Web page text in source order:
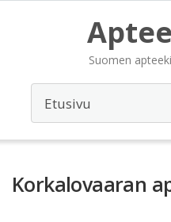
Suomen
Korkalovaaran